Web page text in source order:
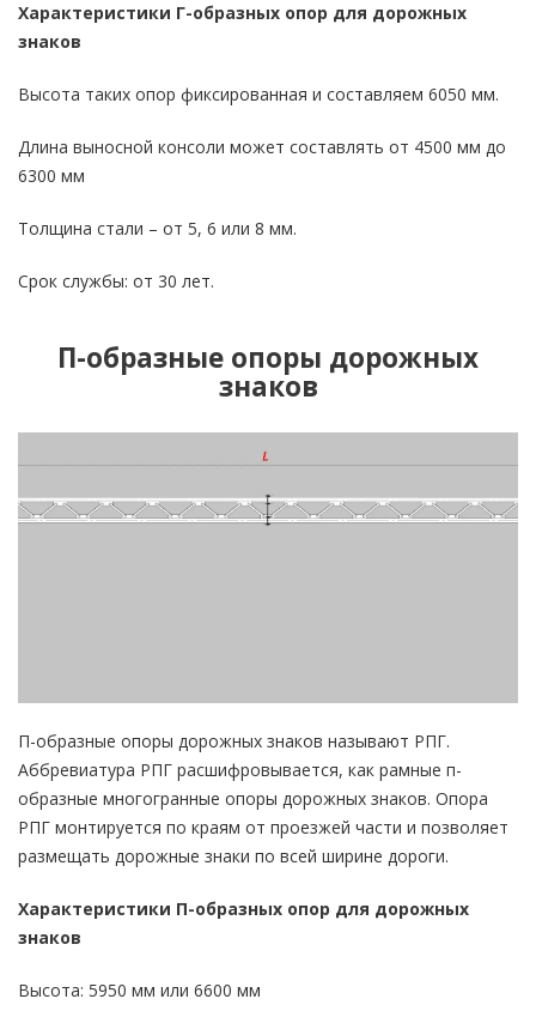
Характеристики Г-образных опор для дорожных
знаков
Высота таких опор фиксированная и составляем 6050 мм.
Длина выносной консоли может составлять от 4500 мм до
6300 мм
Толщина стали – от 5, 6 или 8 мм.
Срок службы: от 30 лет.
П-образные опоры дорожных
знаков
П-образные опоры дорожных знаков называют РПГ.
Аббревиатура РПГ расшифровывается, как рамные п-
образные многогранные опоры дорожных знаков. Опора
РПГ монтируется по краям от проезжей части и позволяет
размещать дорожные знаки по всей ширине дороги.
Характеристики П-образных опор для дорожных
знаков
Высота: 5950 мм или 6600 мм